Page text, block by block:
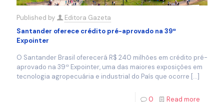
Published by
Editora Gazeta
Santander oferece crédito pré-aprovado na 39ª
Expointer
O Santander Brasil oferecerá R$ 240 milhões em crédito pré-
aprovado na 39ª Expointer, uma das maiores exposições em
tecnologia agropecuária e industrial do País que ocorre […]
0 Read more